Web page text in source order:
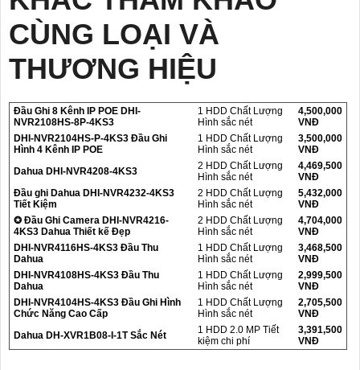
CÙNG LOẠI VÀ
THƯƠNG HIỆU
Đầu Ghi 8 Kênh IP POE DHI-
NVR2108HS-8P-4KS3
1 HDD Chất Lượng
Hình sắc nét
4,500,000
VNĐ
DHI-NVR2104HS-P-4KS3 Đầu Ghi
Hình 4 Kênh IP POE
1 HDD Chất Lượng
Hình sắc nét
3,500,000
VNĐ
Dahua DHI-NVR4208-4KS3
2 HDD Chất Lượng
Hình sắc nét
4,469,500
VNĐ
Đầu ghi Dahua DHI-NVR4232-4KS3
Tiết Kiệm
2 HDD Chất Lượng
Hình sắc nét
5,432,000
VNĐ
✪ Đầu Ghi Camera DHI-NVR4216-
4KS3 Dahua Thiết kế Đẹp
2 HDD Chất Lượng
Hình sắc nét
4,704,000
VNĐ
DHI-NVR4116HS-4KS3 Đầu Thu
Dahua
1 HDD Chất Lượng
Hình sắc nét
3,468,500
VNĐ
DHI-NVR4108HS-4KS3 Đầu Thu
Dahua
1 HDD Chất Lượng
Hình sắc nét
2,999,500
VNĐ
DHI-NVR4104HS-4KS3 Đầu Ghi Hình
Chức Năng Cao Cấp
1 HDD Chất Lượng
Hình sắc nét
2,705,500
VNĐ
Dahua DH-XVR1B08-I-1T Sắc Nét
1 HDD 2.0 MP Tiết
kiệm chi phí
3,391,500
VNĐ